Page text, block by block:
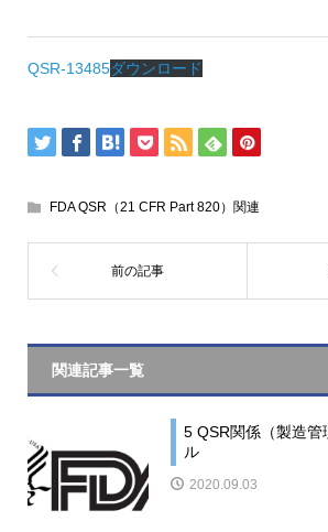
QSR-13485ダウンロード
FDA QSR（21 CFR Part 820）関連
関連記事一覧
5 QSR関係（製造
ル
2020.09.03